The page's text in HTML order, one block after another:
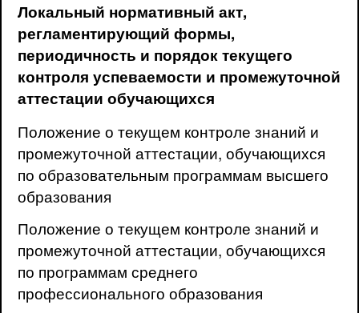
Локальный нормативный акт,
регламентирующий формы,
периодичность и порядок текущего
контроля успеваемости и промежуточной
аттестации обучающихся
Положение о текущем контроле знаний и
промежуточной аттестации, обучающихся
по образовательным программам высшего
образования
Положение о текущем контроле знаний и
промежуточной аттестации, обучающихся
по программам среднего
профессионального образования